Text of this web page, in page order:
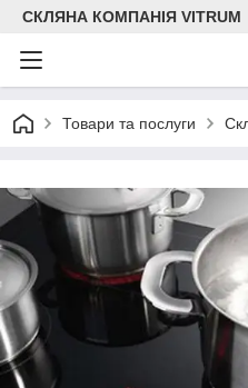
СКЛЯНА КОМПАНІЯ VITRUM
Товари та послуги